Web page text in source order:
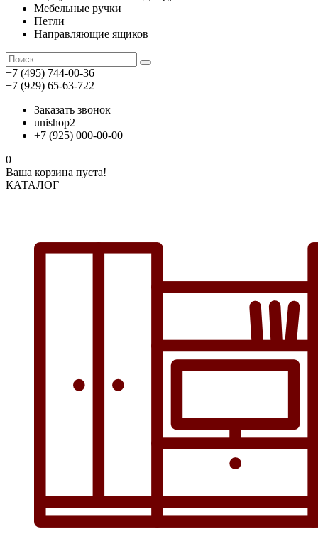
Мебельные ручки
Петли
Направляющие ящиков
+7 (495) 744-00-36
+7 (929) 65-63-722
Заказать звонок
unishop2
+7 (925) 000-00-00
0
Ваша корзина пуста!
КАТАЛОГ